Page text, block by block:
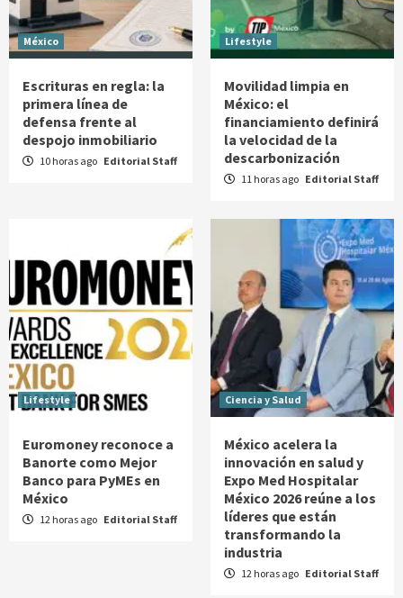
México
Escrituras en regla: la
primera línea de
defensa frente al
despojo inmobiliario
10 horas ago Editorial Staff
Lifestyle
Movilidad limpia en
México: el
financiamiento definirá
la velocidad de la
descarbonización
11 horas ago Editorial Staff
Lifestyle
Euromoney reconoce a
Banorte como Mejor
Banco para PyMEs en
México
12 horas ago Editorial Staff
Ciencia y Salud
México acelera la
innovación en salud y
Expo Med Hospitalar
México 2026 reúne a los
líderes que están
transformando la
industria
12 horas ago Editorial Staff